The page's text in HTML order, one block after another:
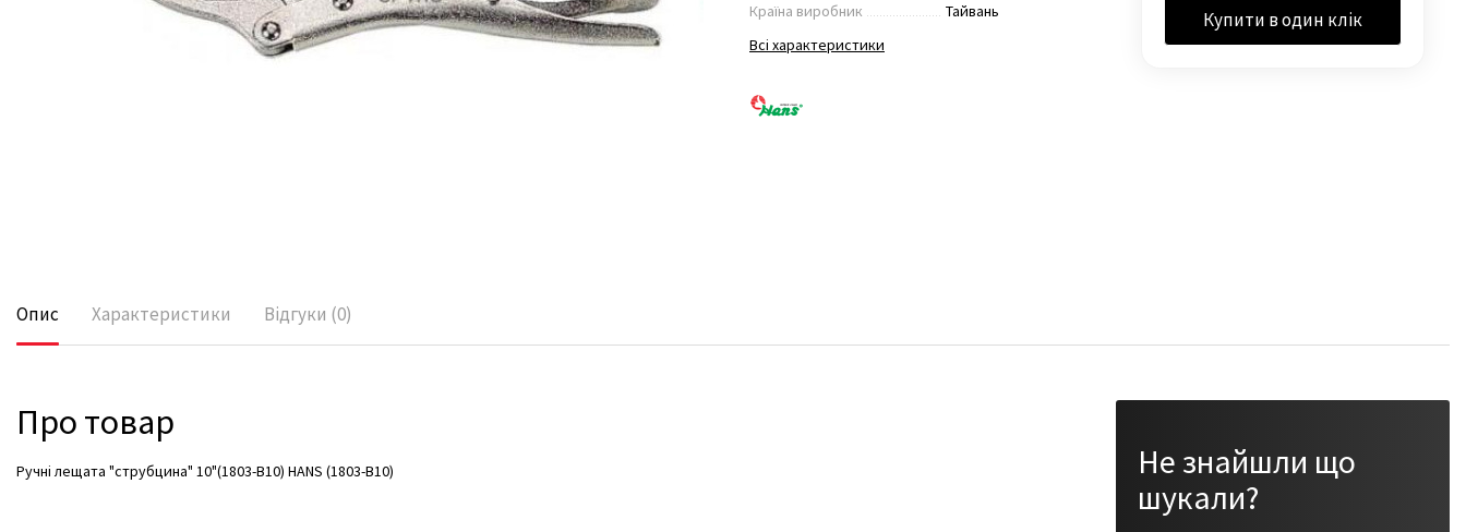
Країна виробник
Тайвань
Всі характеристики
Купити в один клік
Опис Характеристики Відгуки (0)
Про товар
Ручні лещата "струбцина" 10"(1803-B10) HANS (1803-B10)
Не знайшли що
шукали?